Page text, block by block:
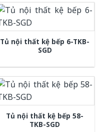
Tủ nội thất kệ bếp 6-TKB-
SGD
Tủ nội thất kệ bếp 58-
TKB-SGD